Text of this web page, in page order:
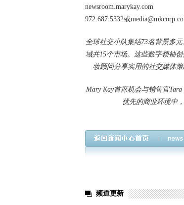
newsroom.marykay.com
972.687.5332或
全球社交小队集结73名背景多
域共15个市场。这些数字领袖
妆顾问分享实用的社交媒体
Mary Kay首席机会与销售官
优先的商业环境中
频道更新